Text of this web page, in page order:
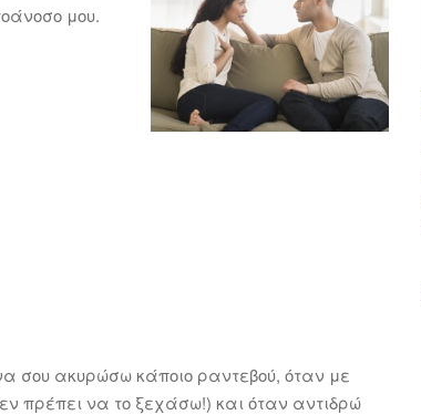
μου.
σου ακυρώσω κάποιο ραντεβού, όταν με
πρέπει να το ξεχάσω!) και όταν αντιδρώ